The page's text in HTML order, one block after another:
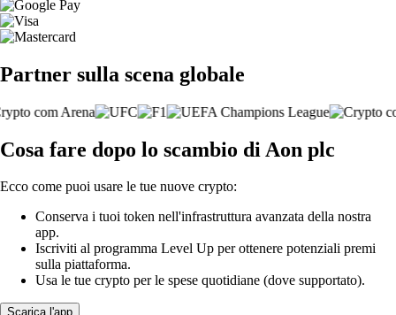
Partner sulla scena globale
Cosa fare dopo lo scambio di Aon plc
Ecco come puoi usare le tue nuove crypto:
Conserva i tuoi token nell'infrastruttura avanzata della nostra
app.
Iscriviti al programma Level Up per ottenere potenziali premi
sulla piattaforma.
Usa le tue crypto per le spese quotidiane (dove supportato).
Scarica l'app